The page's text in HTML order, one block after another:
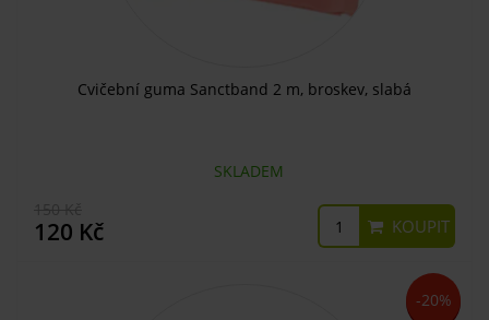
Cvičební guma Sanctband 2 m, broskev, slabá
SKLADEM
120 Kč KOUPIT
-20%